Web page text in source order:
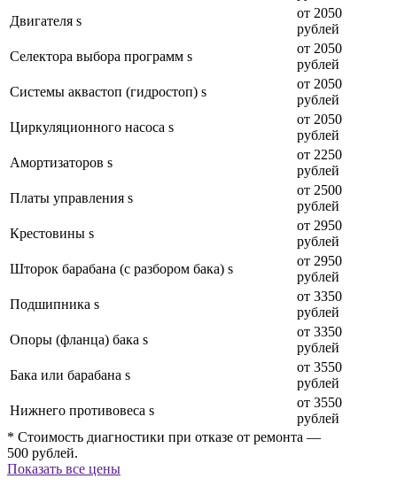
Двигателя s
от 2050
рублей
Селектора выбора программ s
от 2050
рублей
Системы аквастоп (гидростоп) s
от 2050
рублей
Циркуляционного насоса s
от 2050
рублей
Амортизаторов s
от 2250
рублей
Платы управления s
от 2500
рублей
Крестовины s
от 2950
рублей
Шторок барабана (с разбором бака) s
от 2950
рублей
Подшипника s
от 3350
рублей
Опоры (фланца) бака s
от 3350
рублей
Бака или барабана s
от 3550
рублей
Нижнего противовеса s
от 3550
рублей
* Стоимость диагностики при отказе от ремонта —
500 рублей.
Показать все цены